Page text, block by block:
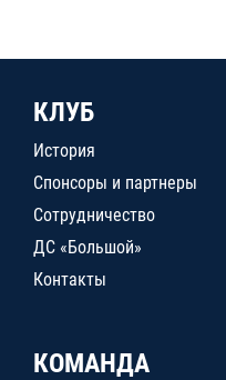
КЛУБ
История
Спонсоры и партнеры
Сотрудничество
ДС «Большой»
Контакты
КОМАНДА